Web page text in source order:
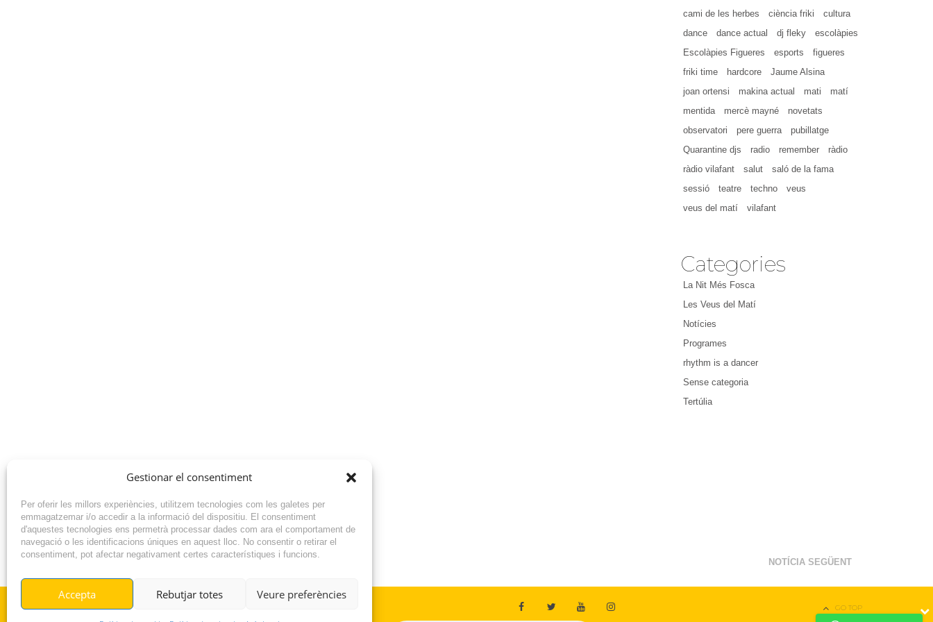
Gestionar el consentiment
Per oferir les millors experiències, utilitzem tecnologies com les galetes per
emmagatzemar i/o accedir a la informació del dispositiu. El consentiment
d'aquestes tecnologies ens permetrà processar dades com ara el comportament de
navegació o les identificacions úniques en aquest lloc. No consentir o retirar el
consentiment, pot afectar negativament certes característiques i funcions.
Accepta Rebutjar totes Veure preferències
cami de les herbes
ciència friki
cultura
dance
dance actual dj fleky
escolàpies
Escolàpies Figueres
esports
figueres
friki time
hardcore
Jaume Alsina
joan ortensi
makina actual mati
matí
mentida
mercè mayné
novetats
observatori
pere guerra
pubillatge
Quarantine djs
radio remember
ràdio
ràdio vilafant
salut
saló de la fama
sessió
teatre techno
veus
veus del matí
vilafant
Categories
La Nit Més Fosca
Les Veus del Matí
Notícies
Programes
rhythm is a dancer
Sense categoria
Tertúlia
NOTÍCIA ANTERIOR NOTÍCIA SEGÜENT
© RADIO VILAFANT 2024 GO TOP